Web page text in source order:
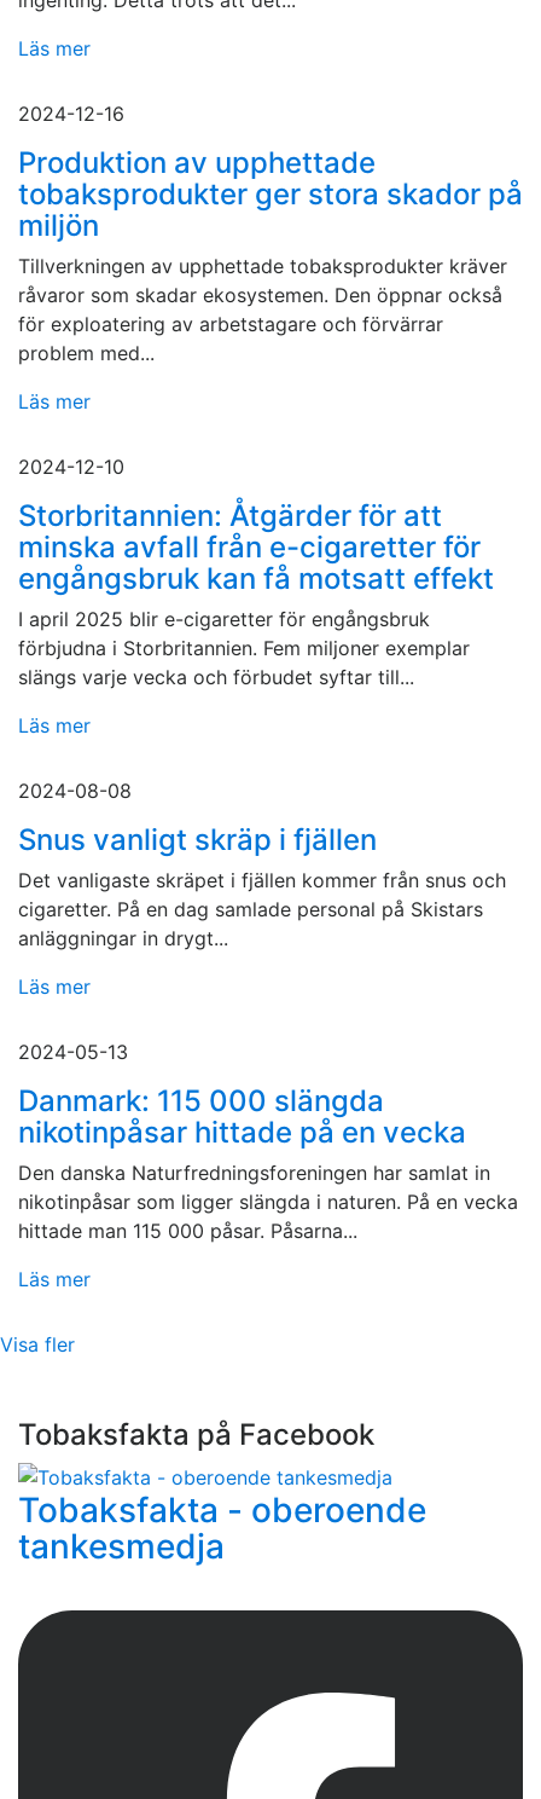
Läs mer
2024-12-16
Produktion av upphettade
tobaksprodukter ger stora skador på
miljön
Tillverkningen av upphettade tobaksprodukter kräver
råvaror som skadar ekosystemen. Den öppnar också
för exploatering av arbetstagare och förvärrar
problem med...
Läs mer
2024-12-10
Storbritannien: Åtgärder för att
minska avfall från e-cigaretter för
engångsbruk kan få motsatt effekt
I april 2025 blir e-cigaretter för engångsbruk
förbjudna i Storbritannien. Fem miljoner exemplar
slängs varje vecka och förbudet syftar till...
Läs mer
2024-08-08
Snus vanligt skräp i fjällen
Det vanligaste skräpet i fjällen kommer från snus och
cigaretter. På en dag samlade personal på Skistars
anläggningar in drygt...
Läs mer
2024-05-13
Danmark: 115 000 slängda
nikotinpåsar hittade på en vecka
Den danska Naturfredningsforeningen har samlat in
nikotinpåsar som ligger slängda i naturen. På en vecka
hittade man 115 000 påsar. Påsarna...
Läs mer
Visa fler
Tobaksfakta på Facebook
Tobaksfakta - oberoende
tankesmedja